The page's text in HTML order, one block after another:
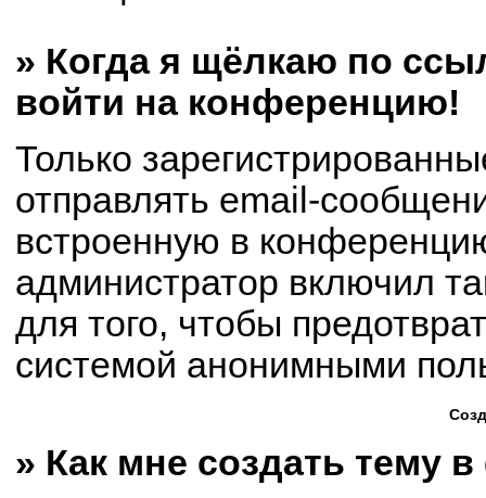
» Когда я щёлкаю по
войти на конференцию!
Только
отправлять email-
встроенную в
администратор включил
для того, чтобы
системой анонимными
» Как мне создать тему